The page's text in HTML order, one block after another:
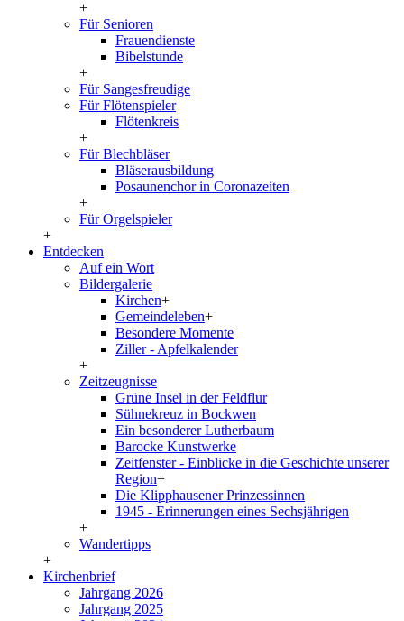
+
Für Senioren
Frauendienste
Bibelstunde
+
Für Sangesfreudige
Für Flötenspieler
Flötenkreis
+
Für Blechbläser
Bläserausbildung
Posaunenchor in Coronazeiten
+
Für Orgelspieler
+
Entdecken
Auf ein Wort
Bildergalerie
Kirchen+
Gemeindeleben+
Besondere Momente
Ziller - Apfelkalender
+
Zeitzeugnisse
Grüne Insel in der Feldflur
Sühnekreuz in Bockwen
Ein besonderer Lutherbaum
Barocke Kunstwerke
Zeitfenster - Einblicke in die Geschichte unserer
Region+
Die Klipphausener Prinzessinnen
1945 - Erinnerungen eines Sechsjährigen
+
Wandertipps
+
Kirchenbrief
Jahrgang 2026
Jahrgang 2025